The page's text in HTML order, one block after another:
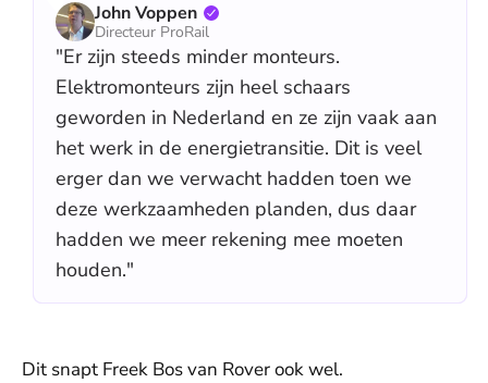
John Voppen
Directeur ProRail
"Er zijn steeds minder monteurs.
Elektromonteurs zijn heel schaars
geworden in Nederland en ze zijn vaak aan
het werk in de energietransitie. Dit is veel
erger dan we verwacht hadden toen we
deze werkzaamheden planden, dus daar
hadden we meer rekening mee moeten
houden."
Dit snapt Freek Bos van Rover ook wel.